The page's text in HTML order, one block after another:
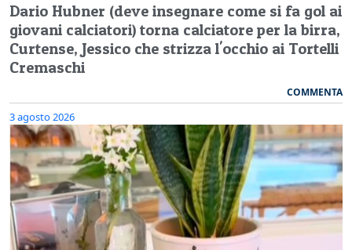
Dario Hubner (deve insegnare come si fa gol ai
giovani calciatori) torna calciatore per la birra,
Curtense, Jessico che strizza l'occhio ai Tortelli
Cremaschi
COMMENTA
3 agosto 2026